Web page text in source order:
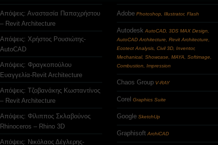
Απόψεις: Αναστασία Παπαχρήστου
– Revit Architecture
Απόψεις: Χρήστος Ρουσιώτης-
AutoCAD
Απόψεις: Φραγκοπούλου
Ευαγγελία-Revit Architecture
Απόψεις: Τζοβανάκης Κωσταντίνος
– Revit Architecture
Απόψεις: Φίλιππος Σκλαβούνος
Rhinoceros – Rhino 3D
Απόψεις: Νικόλαος Δέγλερης-
Adobe Photoshop, Illustrator, Flash
Autodesk AutoCAD, 3DS MAX Design,
AutoCAD Architecture, Revit Architecture,
Ecotect Analysis, Civil 3D, Inventor,
Mechanical, Showcase, MAYA, Softimage,
Combustion, Impression
Chaos Group V-RAY
Corel Graphics Suite
Google SketchUp
GraphisoftArchiCAD